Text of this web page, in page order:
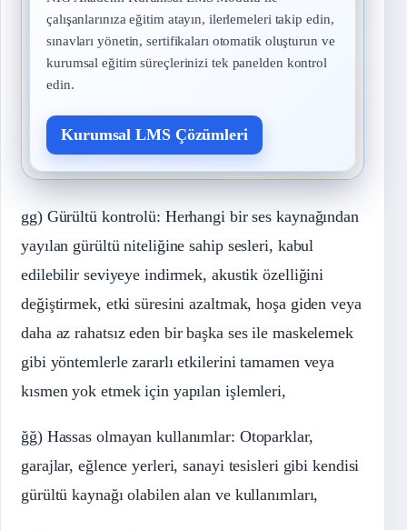
çalışanlarınıza eğitim atayın, ilerlemeleri takip edin,
sınavları yönetin, sertifikaları otomatik oluşturun ve
kurumsal eğitim süreçlerinizi tek panelden kontrol
edin.
Kurumsal LMS Çözümleri
gg) Gürültü kontrolü: Herhangi bir ses kaynağından
yayılan gürültü niteliğine sahip sesleri, kabul
edilebilir seviyeye indirmek, akustik özelliğini
değiştirmek, etki süresini azaltmak, hoşa giden veya
daha az rahatsız eden bir başka ses ile maskelemek
gibi yöntemlerle zararlı etkilerini tamamen veya
kısmen yok etmek için yapılan işlemleri,
ğğ) Hassas olmayan kullanımlar: Otoparklar,
garajlar, eğlence yerleri, sanayi tesisleri gibi kendisi
gürültü kaynağı olabilen alan ve kullanımları,